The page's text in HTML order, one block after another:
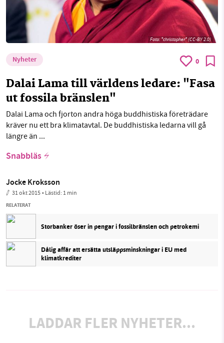
Foto: *christopher* (CC-BY 2.0)
Nyheter 0
Dalai Lama till världens ledare: "Fasa
ut fossila bränslen"
Dalai Lama och fjorton andra höga buddhistiska företrädare
kräver nu ett bra klimatavtal. De buddhistiska ledarna vill gå
längre än ...
Snabbläs
Jocke Kroksson
31 okt 2015• Lästid: 1 min
RELATERAT
Storbanker öser in pengar i fossilbränslen och petrokemi
Dålig affär att ersätta utsläppsminskningar i EU med
klimatkrediter
LADDAR FLER NYHETER...